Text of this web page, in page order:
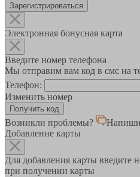
Зарегистрироваться
Электронная бонусная карта
Введите номер телефона
Мы отправим вам код в смс на
Телефон:
Изменить номер
Возникли проблемы?
Добавление карты
Для добавления карты введите
при получении карты